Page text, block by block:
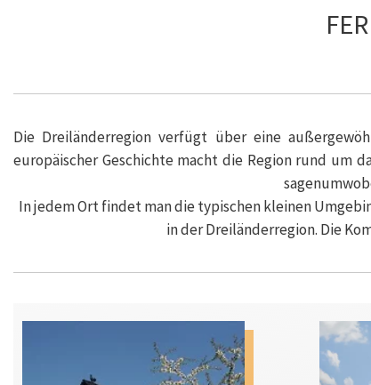
Die Dreiländerregion verfügt über eine
europäischer Geschichte macht die Region rund um
In jedem Ort findet man die typischen kleinen
in der Dreiländerregion. Die